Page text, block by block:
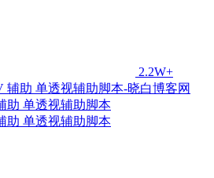
2.2W+
助 单透视辅助脚本
助 单透视辅助脚本